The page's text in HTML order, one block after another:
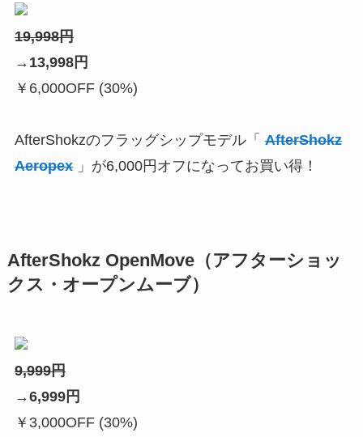
19,998円
→ 13,998円
￥6,000OFF (30%)
AfterShokzのフラッグシップモデル「 AfterShokz
Aeropex」が6,000円オフになってお買い得！
AfterShokz OpenMove（アフターショッ
クス・オープンムーブ）
9,999円
→6,999円
￥3,000OFF (30%)